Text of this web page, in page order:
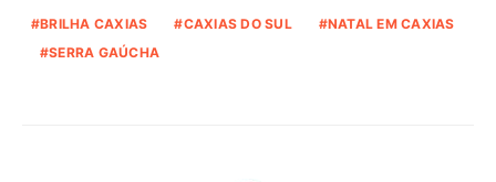
BRILHA CAXIAS CAXIAS DO SUL
NATAL EM CAXIAS
SERRA GAÚCHA